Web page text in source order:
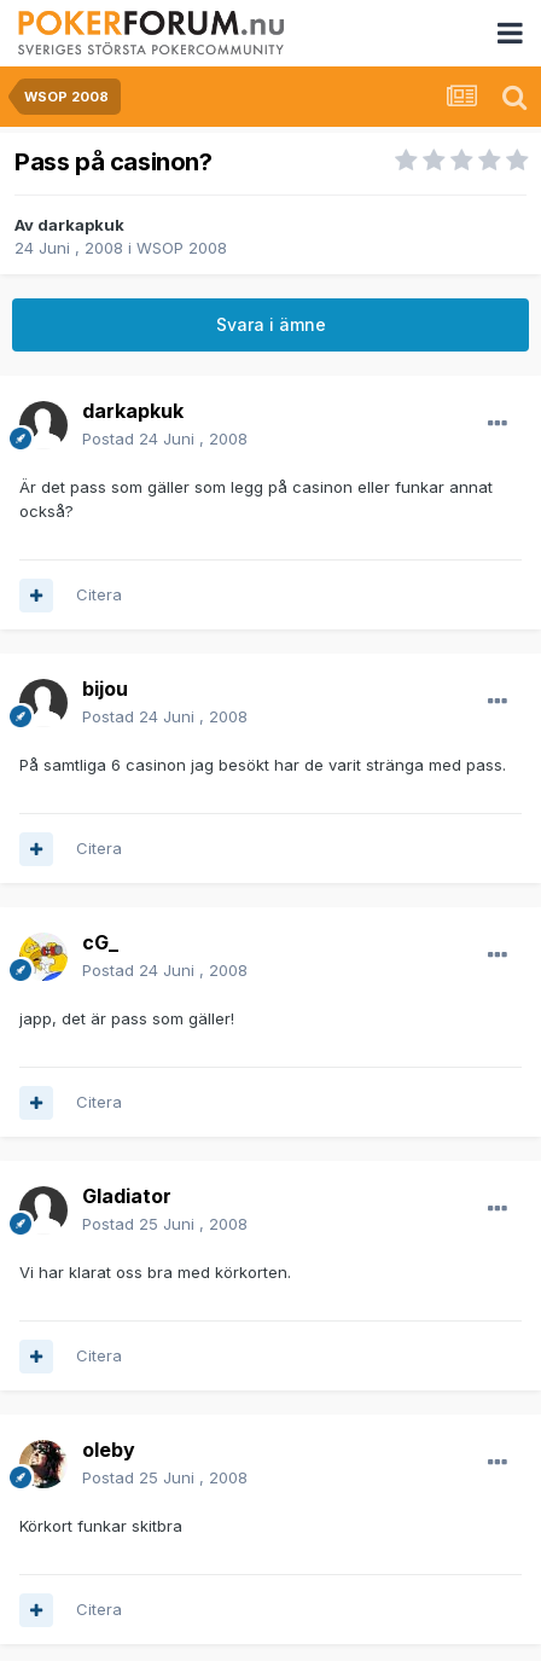
WSOP 2008
Pass på casinon?
Av darkapkuk
24 Juni , 2008 i WSOP 2008
Svara i ämne
darkapkuk
Postad 24 Juni , 2008
Är det pass som gäller som legg på casinon eller funkar annat
också?
Citera
bijou
Postad 24 Juni , 2008
På samtliga 6 casinon jag besökt har de varit stränga med pass.
Citera
cG_
Postad 24 Juni , 2008
japp, det är pass som gäller!
Citera
Gladiator
Postad 25 Juni , 2008
Vi har klarat oss bra med körkorten.
Citera
oleby
Postad 25 Juni , 2008
Körkort funkar skitbra
Citera